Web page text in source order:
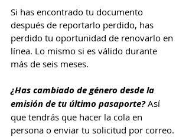
Si has encontrado tu documento
después de reportarlo perdido, has
perdido tu oportunidad de renovarlo en
línea. Lo mismo si es válido durante
más de seis meses.
¿Has cambiado de género desde la
emisión de tu último pasaporte? Así
que tendrás que hacer la cola en
persona o enviar tu solicitud por correo.